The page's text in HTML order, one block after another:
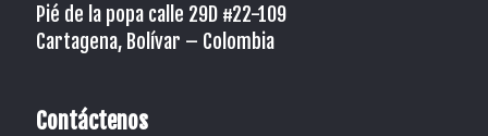
Pié de la popa calle 29D #22-109
Cartagena, Bolívar – Colombia
Contáctenos